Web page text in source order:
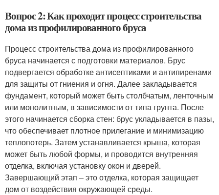
Вопрос 2: Как проходит процесс строительства
дома из профилированного бруса
Процесс строительства дома из профилированного
бруса начинается с подготовки материалов. Брус
подвергается обработке антисептиками и антипиренами
для защиты от гниения и огня. Далее закладывается
фундамент, который может быть столбчатым, ленточным
или монолитным, в зависимости от типа грунта. После
этого начинается сборка стен: брус укладывается в пазы,
что обеспечивает плотное прилегание и минимизацию
теплопотерь. Затем устанавливается крыша, которая
может быть любой формы, и проводится внутренняя
отделка, включая установку окон и дверей.
Завершающий этап – это отделка, которая защищает
дом от воздействия окружающей среды.